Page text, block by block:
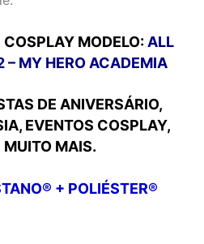
COSPLAY MODELO: ALL
– MY HERO ACADEMIA
DE ANIVERSÁRIO,
EVENTOS COSPLAY,
MUITO MAIS.
+ POLIÉSTER®